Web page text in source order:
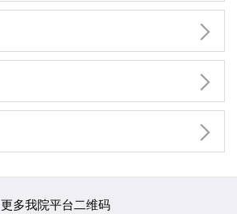



更多我院平台二维码